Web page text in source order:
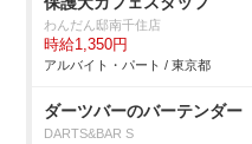
わんだん邸南千住店
時給1,350円
アルバイト・パート / 東京都
ダーツバーのバーテンダー
DARTS&BAR S